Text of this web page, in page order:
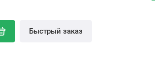
Быстрый заказ